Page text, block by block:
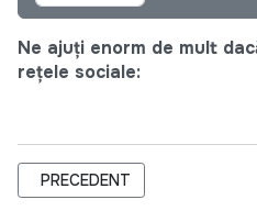
Ne ajuți enorm de mult
rețele sociale:
ARTICOL PRECEDENT:
PRECEDENT